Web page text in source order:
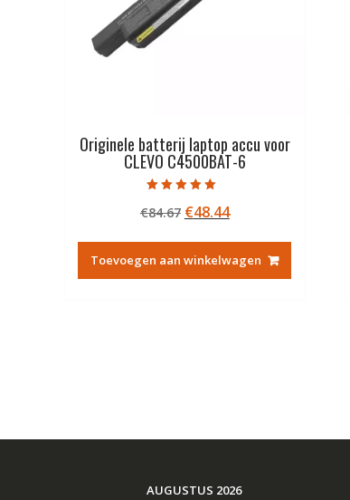
Originele batterij laptop accu voor
CLEVO C4500BAT-6
5.00
uit 5
€84.67 Oorspronkelijke
was:
€84.67.
€48.44Huidige
€48.44.
Toevoegen aan winkelwagen
AUGUSTUS 2026